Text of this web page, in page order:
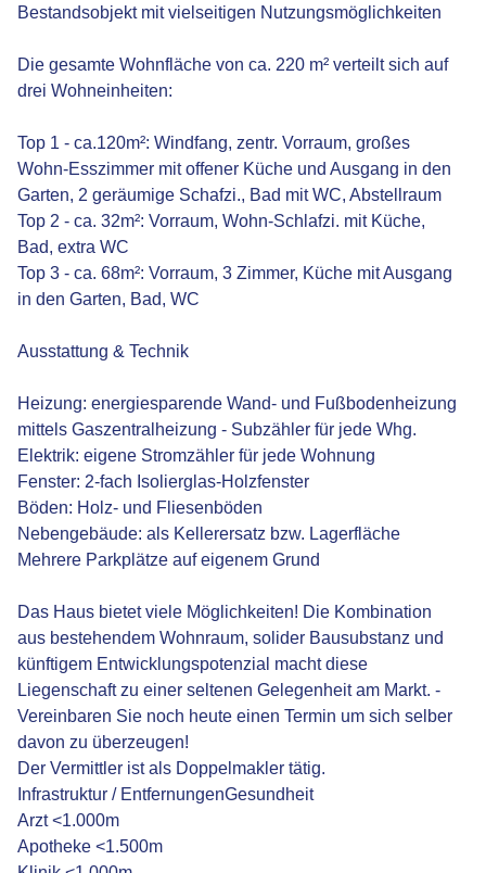
Bestandsobjekt mit vielseitigen Nutzungsmöglichkeiten
Die gesamte Wohnfläche von ca. 220 m² verteilt sich auf
drei Wohneinheiten:
Top 1 - ca.120m²: Windfang, zentr. Vorraum, großes
Wohn-Esszimmer mit offener Küche und Ausgang in den
Garten, 2 geräumige Schafzi., Bad mit WC, Abstellraum
Top 2 - ca. 32m²: Vorraum, Wohn-Schlafzi. mit Küche,
Bad, extra WC
Top 3 - ca. 68m²: Vorraum, 3 Zimmer, Küche mit Ausgang
in den Garten, Bad, WC
Ausstattung & Technik
Heizung: energiesparende Wand- und Fußbodenheizung
mittels Gaszentralheizung - Subzähler für jede Whg.
Elektrik: eigene Stromzähler für jede Wohnung
Fenster: 2-fach Isolierglas-Holzfenster
Böden: Holz- und Fliesenböden
Nebengebäude: als Kellerersatz bzw. Lagerfläche
Mehrere Parkplätze auf eigenem Grund
Das Haus bietet viele Möglichkeiten! Die Kombination
aus bestehendem Wohnraum, solider Bausubstanz und
künftigem Entwicklungspotenzial macht diese
Liegenschaft zu einer seltenen Gelegenheit am Markt. -
Vereinbaren Sie noch heute einen Termin um sich selber
davon zu überzeugen!
Der Vermittler ist als Doppelmakler tätig.
Infrastruktur / EntfernungenGesundheit
Arzt <1.000m
Apotheke <1.500m